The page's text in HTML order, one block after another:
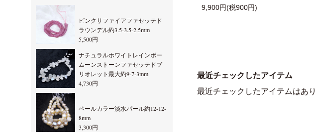
9,900円(税900円)
最近チェックしたアイテム
最近チェックしたアイテムはあり
ピンクサファイアファセッテド
ラウンデル約3.5-3.5-2.5mm
5,500円
ナチュラルホワイトレインボー
ムーンストーンファセッテドブ
リオレット最大約9-7-3mm
4,730円
ペールカラー淡水パール約12-12-
8mm
3,300円